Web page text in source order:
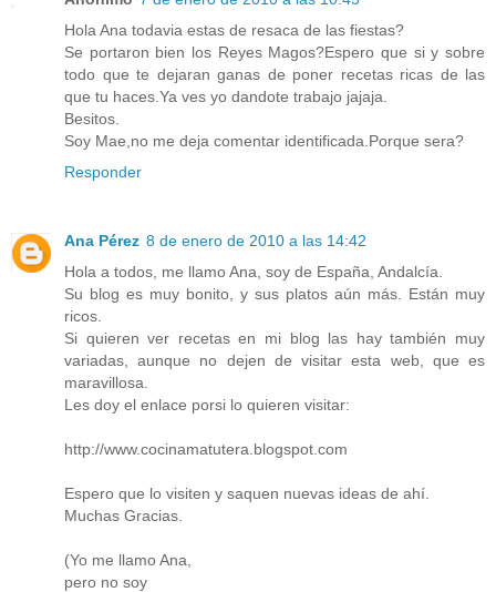
Hola Ana todavia estas de resaca de las fiestas?
Se portaron bien los Reyes Magos?Espero que si y sobre
todo que te dejaran ganas de poner recetas ricas de las
que tu haces.Ya ves yo dandote trabajo jajaja.
Besitos.
Soy Mae,no me deja comentar identificada.Porque sera?
Responder
Ana Pérez 8 de enero de 2010 a las 14:42
Hola a todos, me llamo Ana, soy de España, Andalcía.
Su blog es muy bonito, y sus platos aún más. Están muy
ricos.
Si quieren ver recetas en mi blog las hay también muy
variadas, aunque no dejen de visitar esta web, que es
maravillosa.
Les doy el enlace porsi lo quieren visitar:
http://www.cocinamatutera.blogspot.com
Espero que lo visiten y saquen nuevas ideas de ahí.
Muchas Gracias.
(Yo me llamo Ana,
pero no soy